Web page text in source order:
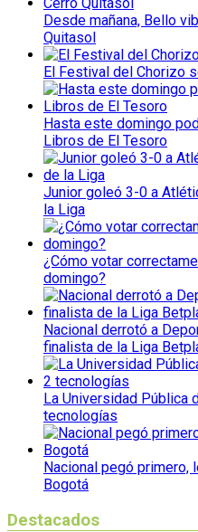
Desde mañana, Bello
Quitasol
El Festival del Chorizo
Hasta este domingo
Libros de El Tesoro
Junior goleó 3-0 a
la Liga
¿Cómo votar
domingo?
Nacional derrotó a
finalista de la Liga
La Universidad Pública
tecnologías
Nacional pegó primero,
Bogotá
Destacados